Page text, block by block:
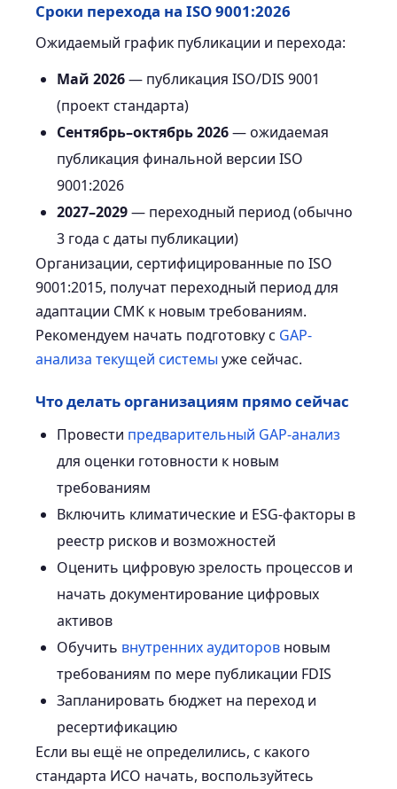
Сроки перехода на ISO 9001:2026
Ожидаемый график публикации и перехода:
Май 2026— публикация ISO/DIS 9001
(проект стандарта)
Сентябрь–октябрь 2026— ожидаемая
публикация финальной версии ISO
9001:2026
2027–2029— переходный период (обычно
3 года с даты публикации)
Организации, сертифицированные по ISO
9001:2015, получат переходный период для
адаптации СМК к новым требованиям.
Рекомендуем начать подготовку с GAP-
анализа текущей системы уже сейчас.
Что делать организациям прямо сейчас
Провести предварительный GAP-анализ
для оценки готовности к новым
требованиям
Включить климатические и ESG-факторы в
реестр рисков и возможностей
Оценить цифровую зрелость процессов и
начать документирование цифровых
активов
Обучить внутренних аудиторов новым
требованиям по мере публикации FDIS
Запланировать бюджет на переход и
ресертификацию
Если вы ещё не определились, с какого
стандарта ИСО начать, воспользуйтесь